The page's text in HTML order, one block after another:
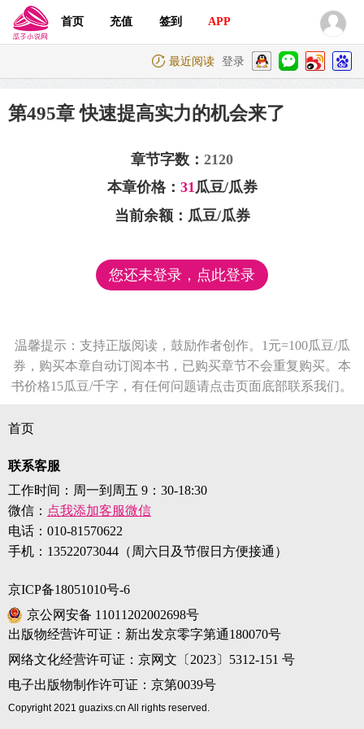
首页 充值 签到 APP
最近阅读 登录
第495章 快速提高实力的机会来了
章节字数： 2120
本章价格： 31瓜豆/瓜券
当前余额： 瓜豆/瓜券
您还未登录，点此登录
温馨提示：支持正版阅读，鼓励作者创作。1元=100瓜豆/瓜
券，购买本章自动订阅本书，已购买章节不会重复购买。本
书价格15瓜豆/千字，有任何问题请点击页面底部联系我们。
首页
联系客服
工作时间：周一到周五 9：30-18:30
微信： 点我添加客服微信
电话： 010-81570622
手机： 13522073044（周六日及节假日方便接通）
京ICP备18051010号-6
京公网安备 11011202002698号
出版物经营许可证：新出发京零字第通180070号
网络文化经营许可证：京网文〔2023〕5312-151 号
电子出版物制作许可证：京第0039号
Copyright 2021 guazixs.cn All rights reserved.